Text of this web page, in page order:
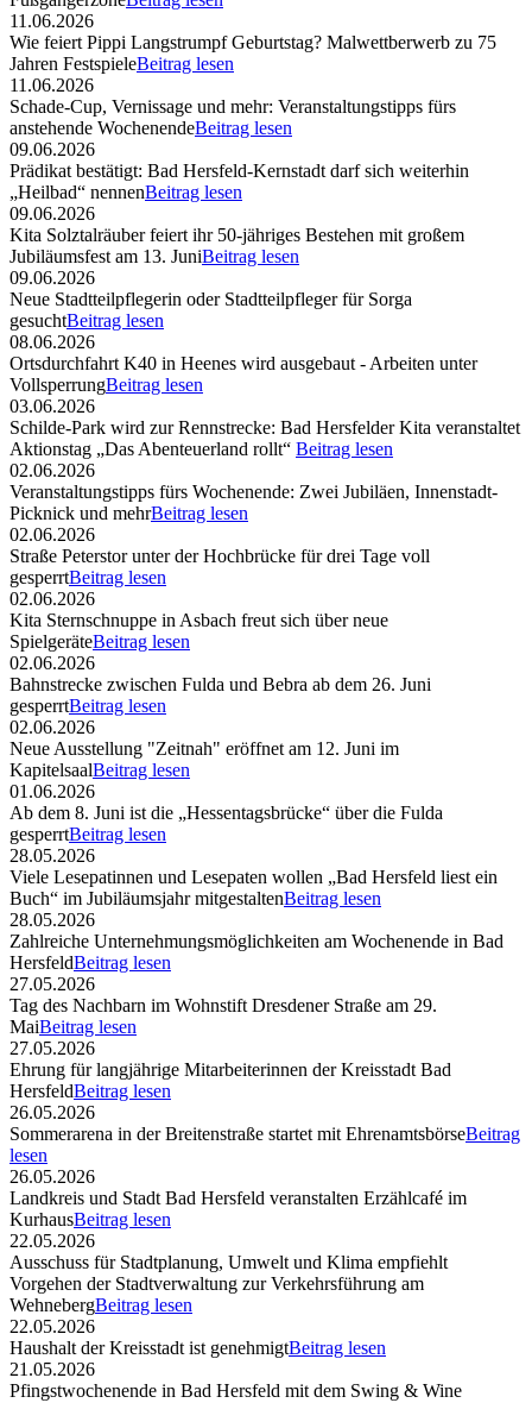
11.06.2026
Wie feiert Pippi Langstrumpf Geburtstag? Malwettberwerb zu 75
Jahren FestspieleBeitrag lesen
11.06.2026
Schade-Cup, Vernissage und mehr: Veranstaltungstipps fürs
anstehende WochenendeBeitrag lesen
09.06.2026
Prädikat bestätigt: Bad Hersfeld-Kernstadt darf sich weiterhin
„Heilbad“ nennenBeitrag lesen
09.06.2026
Kita Solztalräuber feiert ihr 50-jähriges Bestehen mit großem
Jubiläumsfest am 13. JuniBeitrag lesen
09.06.2026
Neue Stadtteilpflegerin oder Stadtteilpfleger für Sorga
gesuchtBeitrag lesen
08.06.2026
Ortsdurchfahrt K40 in Heenes wird ausgebaut - Arbeiten unter
VollsperrungBeitrag lesen
03.06.2026
Schilde-Park wird zur Rennstrecke: Bad Hersfelder Kita veranstaltet
Aktionstag „Das Abenteuerland rollt“ Beitrag lesen
02.06.2026
Veranstaltungstipps fürs Wochenende: Zwei Jubiläen, Innenstadt-
Picknick und mehrBeitrag lesen
02.06.2026
Straße Peterstor unter der Hochbrücke für drei Tage voll
gesperrtBeitrag lesen
02.06.2026
Kita Sternschnuppe in Asbach freut sich über neue
SpielgeräteBeitrag lesen
02.06.2026
Bahnstrecke zwischen Fulda und Bebra ab dem 26. Juni
gesperrtBeitrag lesen
02.06.2026
Neue Ausstellung "Zeitnah" eröffnet am 12. Juni im
KapitelsaalBeitrag lesen
01.06.2026
Ab dem 8. Juni ist die „Hessentagsbrücke“ über die Fulda
gesperrtBeitrag lesen
28.05.2026
Viele Lesepatinnen und Lesepaten wollen „Bad Hersfeld liest ein
Buch“ im Jubiläumsjahr mitgestaltenBeitrag lesen
28.05.2026
Zahlreiche Unternehmungsmöglichkeiten am Wochenende in Bad
HersfeldBeitrag lesen
27.05.2026
Tag des Nachbarn im Wohnstift Dresdener Straße am 29.
MaiBeitrag lesen
27.05.2026
Ehrung für langjährige Mitarbeiterinnen der Kreisstadt Bad
HersfeldBeitrag lesen
26.05.2026
Sommerarena in der Breitenstraße startet mit EhrenamtsbörseBeitrag
lesen
26.05.2026
Landkreis und Stadt Bad Hersfeld veranstalten Erzählcafé im
KurhausBeitrag lesen
22.05.2026
Ausschuss für Stadtplanung, Umwelt und Klima empfiehlt
Vorgehen der Stadtverwaltung zur Verkehrsführung am
WehnebergBeitrag lesen
22.05.2026
Haushalt der Kreisstadt ist genehmigtBeitrag lesen
21.05.2026
Pfingstwochenende in Bad Hersfeld mit dem Swing & Wine